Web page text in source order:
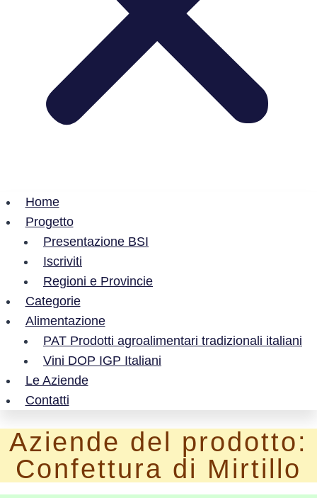
Home
Progetto
Presentazione BSI
Iscriviti
Regioni e Provincie
Categorie
Alimentazione
PAT Prodotti agroalimentari tradizionali italiani
Vini DOP IGP Italiani
Le Aziende
Contatti
Aziende del prodotto:
Confettura di Mirtillo